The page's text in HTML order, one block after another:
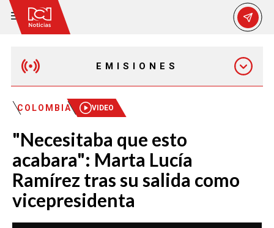
EMISIONES
MAÑANA EXPRESS
EMISIÓN 12:30 PM
EMISIÓN 7:00 PM
EMISIÓN 11:30 PM
COLOMBIA VIDEO
"Necesitaba que esto
acabara": Marta Lucía
Ramírez tras su salida como
vicepresidenta